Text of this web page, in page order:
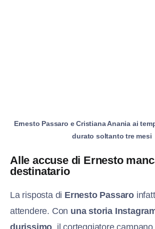
Ernesto Passaro e Cristiana Anania ai
durato soltanto tre mesi
Alle accuse di Ernesto
destinatario
La risposta di Ernesto Passaro
attendere. Con una storia
durissimo , il corteggiatore